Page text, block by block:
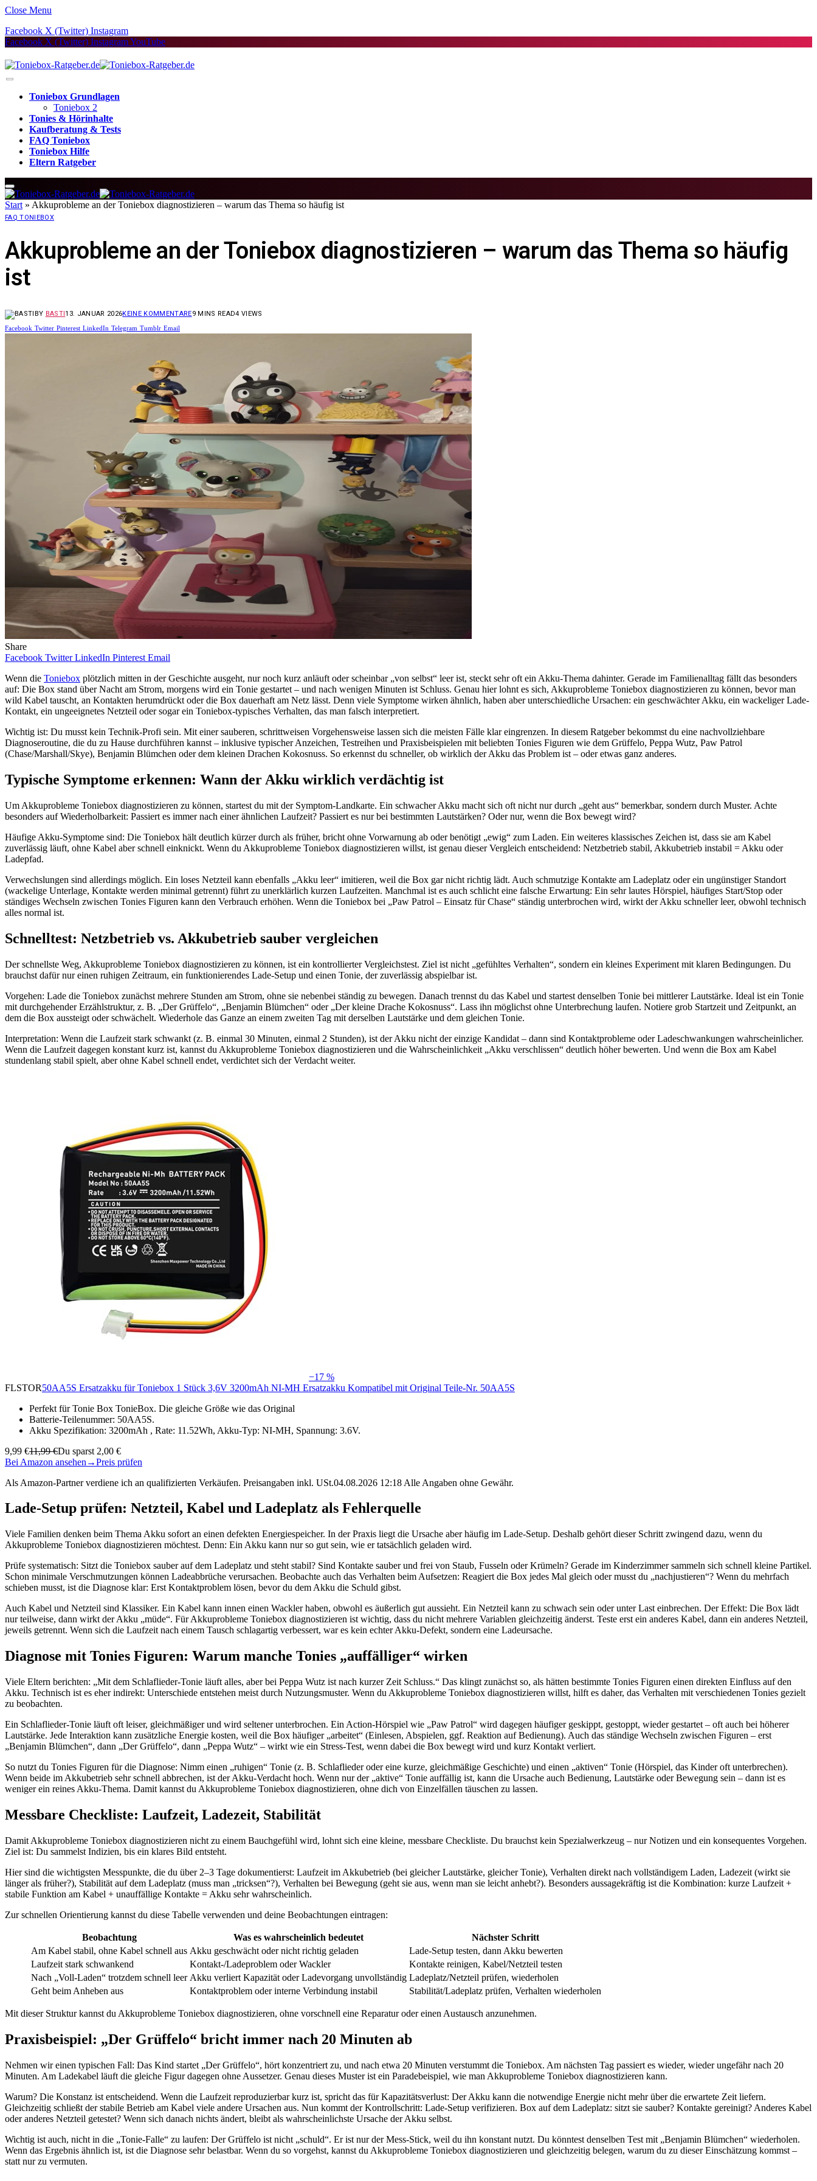
Close Menu
Facebook X (Twitter) Instagram
Facebook X (Twitter) InstagramYouTube
Toniebox Grundlagen
Toniebox 2
Tonies & Hörinhalte
Kaufberatung & Tests
FAQ Toniebox
Toniebox Hilfe
Eltern Ratgeber
Start » Akkuprobleme an der Toniebox diagnostizieren – warum das Thema so häufig ist
FAQ TONIEBOX
Akkuprobleme an der Toniebox diagnostizieren – warum das Thema so häufig
ist
BY BASTI13. JANUAR 2026KEINE KOMMENTARE9 MINS READ4 VIEWS
Facebook Twitter Pinterest LinkedIn Telegram Tumblr Email
Share
Facebook Twitter LinkedIn Pinterest Email
Wenn die Toniebox plötzlich mitten in der Geschichte ausgeht, nur noch kurz anläuft oder scheinbar „von selbst“ leer ist, steckt sehr oft ein Akku-Thema dahinter. Gerade im Familienalltag fällt das besonders
auf: Die Box stand über Nacht am Strom, morgens wird ein Tonie gestartet – und nach wenigen Minuten ist Schluss. Genau hier lohnt es sich, Akkuprobleme Toniebox diagnostizieren zu können, bevor man
wild Kabel tauscht, an Kontakten herumdrückt oder die Box dauerhaft am Netz lässt. Denn viele Symptome wirken ähnlich, haben aber unterschiedliche Ursachen: ein geschwächter Akku, ein wackeliger Lade-
Kontakt, ein ungeeignetes Netzteil oder sogar ein Toniebox-typisches Verhalten, das man falsch interpretiert.
Wichtig ist: Du musst kein Technik-Profi sein. Mit einer sauberen, schrittweisen Vorgehensweise lassen sich die meisten Fälle klar eingrenzen. In diesem Ratgeber bekommst du eine nachvollziehbare
Diagnoseroutine, die du zu Hause durchführen kannst – inklusive typischer Anzeichen, Testreihen und Praxisbeispielen mit beliebten Tonies Figuren wie dem Grüffelo, Peppa Wutz, Paw Patrol
(Chase/Marshall/Skye), Benjamin Blümchen oder dem kleinen Drachen Kokosnuss. So erkennst du schneller, ob wirklich der Akku das Problem ist – oder etwas ganz anderes.
Typische Symptome erkennen: Wann der Akku wirklich verdächtig ist
Um Akkuprobleme Toniebox diagnostizieren zu können, startest du mit der Symptom-Landkarte. Ein schwacher Akku macht sich oft nicht nur durch „geht aus“ bemerkbar, sondern durch Muster. Achte
besonders auf Wiederholbarkeit: Passiert es immer nach einer ähnlichen Laufzeit? Passiert es nur bei bestimmten Lautstärken? Oder nur, wenn die Box bewegt wird?
Häufige Akku-Symptome sind: Die Toniebox hält deutlich kürzer durch als früher, bricht ohne Vorwarnung ab oder benötigt „ewig“ zum Laden. Ein weiteres klassisches Zeichen ist, dass sie am Kabel
zuverlässig läuft, ohne Kabel aber schnell einknickt. Wenn du Akkuprobleme Toniebox diagnostizieren willst, ist genau dieser Vergleich entscheidend: Netzbetrieb stabil, Akkubetrieb instabil = Akku oder
Ladepfad.
Verwechslungen sind allerdings möglich. Ein loses Netzteil kann ebenfalls „Akku leer“ imitieren, weil die Box gar nicht richtig lädt. Auch schmutzige Kontakte am Ladeplatz oder ein ungünstiger Standort
(wackelige Unterlage, Kontakte werden minimal getrennt) führt zu unerklärlich kurzen Laufzeiten. Manchmal ist es auch schlicht eine falsche Erwartung: Ein sehr lautes Hörspiel, häufiges Start/Stop oder
ständiges Wechseln zwischen Tonies Figuren kann den Verbrauch erhöhen. Wenn die Toniebox bei „Paw Patrol – Einsatz für Chase“ ständig unterbrochen wird, wirkt der Akku schneller leer, obwohl technisch
alles normal ist.
Schnelltest: Netzbetrieb vs. Akkubetrieb sauber vergleichen
Der schnellste Weg, Akkuprobleme Toniebox diagnostizieren zu können, ist ein kontrollierter Vergleichstest. Ziel ist nicht „gefühltes Verhalten“, sondern ein kleines Experiment mit klaren Bedingungen. Du
brauchst dafür nur einen ruhigen Zeitraum, ein funktionierendes Lade-Setup und einen Tonie, der zuverlässig abspielbar ist.
Vorgehen: Lade die Toniebox zunächst mehrere Stunden am Strom, ohne sie nebenbei ständig zu bewegen. Danach trennst du das Kabel und startest denselben Tonie bei mittlerer Lautstärke. Ideal ist ein Tonie
mit durchgehender Erzählstruktur, z. B. „Der Grüffelo“, „Benjamin Blümchen“ oder „Der kleine Drache Kokosnuss“. Lass ihn möglichst ohne Unterbrechung laufen. Notiere grob Startzeit und Zeitpunkt, an
dem die Box aussteigt oder schwächelt. Wiederhole das Ganze an einem zweiten Tag mit derselben Lautstärke und dem gleichen Tonie.
Interpretation: Wenn die Laufzeit stark schwankt (z. B. einmal 30 Minuten, einmal 2 Stunden), ist der Akku nicht der einzige Kandidat – dann sind Kontaktprobleme oder Ladeschwankungen wahrscheinlicher.
Wenn die Laufzeit dagegen konstant kurz ist, kannst du Akkuprobleme Toniebox diagnostizieren und die Wahrscheinlichkeit „Akku verschlissen“ deutlich höher bewerten. Und wenn die Box am Kabel
stundenlang stabil spielt, aber ohne Kabel schnell endet, verdichtet sich der Verdacht weiter.
−17 %
FLSTOR50AA5S Ersatzakku für Toniebox 1 Stück 3,6V 3200mAh NI-MH Ersatzakku Kompatibel mit Original Teile-Nr. 50AA5S
Perfekt für Tonie Box TonieBox. Die gleiche Größe wie das Original
Batterie-Teilenummer: 50AA5S.
Akku Spezifikation: 3200mAh , Rate: 11.52Wh, Akku-Typ: NI-MH, Spannung: 3.6V.
9,99 €11,99 €Du sparst 2,00 €
Bei Amazon ansehen →Preis prüfen
Als Amazon-Partner verdiene ich an qualifizierten Verkäufen. Preisangaben inkl. USt.04.08.2026 12:18 Alle Angaben ohne Gewähr.
Lade-Setup prüfen: Netzteil, Kabel und Ladeplatz als Fehlerquelle
Viele Familien denken beim Thema Akku sofort an einen defekten Energiespeicher. In der Praxis liegt die Ursache aber häufig im Lade-Setup. Deshalb gehört dieser Schritt zwingend dazu, wenn du
Akkuprobleme Toniebox diagnostizieren möchtest. Denn: Ein Akku kann nur so gut sein, wie er tatsächlich geladen wird.
Prüfe systematisch: Sitzt die Toniebox sauber auf dem Ladeplatz und steht stabil? Sind Kontakte sauber und frei von Staub, Fusseln oder Krümeln? Gerade im Kinderzimmer sammeln sich schnell kleine Partikel.
Schon minimale Verschmutzungen können Ladeabbrüche verursachen. Beobachte auch das Verhalten beim Aufsetzen: Reagiert die Box jedes Mal gleich oder musst du „nachjustieren“? Wenn du mehrfach
schieben musst, ist die Diagnose klar: Erst Kontaktproblem lösen, bevor du dem Akku die Schuld gibst.
Auch Kabel und Netzteil sind Klassiker. Ein Kabel kann innen einen Wackler haben, obwohl es äußerlich gut aussieht. Ein Netzteil kann zu schwach sein oder unter Last einbrechen. Der Effekt: Die Box lädt
nur teilweise, dann wirkt der Akku „müde“. Für Akkuprobleme Toniebox diagnostizieren ist wichtig, dass du nicht mehrere Variablen gleichzeitig änderst. Teste erst ein anderes Kabel, dann ein anderes Netzteil,
jeweils getrennt. Wenn sich die Laufzeit nach einem Tausch schlagartig verbessert, war es kein echter Akku-Defekt, sondern eine Ladeursache.
Diagnose mit Tonies Figuren: Warum manche Tonies „auffälliger“ wirken
Viele Eltern berichten: „Mit dem Schlaflieder-Tonie läuft alles, aber bei Peppa Wutz ist nach kurzer Zeit Schluss.“ Das klingt zunächst so, als hätten bestimmte Tonies Figuren einen direkten Einfluss auf den
Akku. Technisch ist es eher indirekt: Unterschiede entstehen meist durch Nutzungsmuster. Wenn du Akkuprobleme Toniebox diagnostizieren willst, hilft es daher, das Verhalten mit verschiedenen Tonies gezielt
zu beobachten.
Ein Schlaflieder-Tonie läuft oft leiser, gleichmäßiger und wird seltener unterbrochen. Ein Action-Hörspiel wie „Paw Patrol“ wird dagegen häufiger geskippt, gestoppt, wieder gestartet – oft auch bei höherer
Lautstärke. Jede Interaktion kann zusätzliche Energie kosten, weil die Box häufiger „arbeitet“ (Einlesen, Abspielen, ggf. Reaktion auf Bedienung). Auch das ständige Wechseln zwischen Figuren – erst
„Benjamin Blümchen“, dann „Der Grüffelo“, dann „Peppa Wutz“ – wirkt wie ein Stress-Test, wenn dabei die Box bewegt wird und kurz Kontakt verliert.
So nutzt du Tonies Figuren für die Diagnose: Nimm einen „ruhigen“ Tonie (z. B. Schlaflieder oder eine kurze, gleichmäßige Geschichte) und einen „aktiven“ Tonie (Hörspiel, das Kinder oft unterbrechen).
Wenn beide im Akkubetrieb sehr schnell abbrechen, ist der Akku-Verdacht hoch. Wenn nur der „aktive“ Tonie auffällig ist, kann die Ursache auch Bedienung, Lautstärke oder Bewegung sein – dann ist es
weniger ein reines Akku-Thema. Damit kannst du Akkuprobleme Toniebox diagnostizieren, ohne dich von Einzelfällen täuschen zu lassen.
Messbare Checkliste: Laufzeit, Ladezeit, Stabilität
Damit Akkuprobleme Toniebox diagnostizieren nicht zu einem Bauchgefühl wird, lohnt sich eine kleine, messbare Checkliste. Du brauchst kein Spezialwerkzeug – nur Notizen und ein konsequentes Vorgehen.
Ziel ist: Du sammelst Indizien, bis ein klares Bild entsteht.
Hier sind die wichtigsten Messpunkte, die du über 2–3 Tage dokumentierst: Laufzeit im Akkubetrieb (bei gleicher Lautstärke, gleicher Tonie), Verhalten direkt nach vollständigem Laden, Ladezeit (wirkt sie
länger als früher?), Stabilität auf dem Ladeplatz (muss man „tricksen“?), Verhalten bei Bewegung (geht sie aus, wenn man sie leicht anhebt?). Besonders aussagekräftig ist die Kombination: kurze Laufzeit +
stabile Funktion am Kabel + unauffällige Kontakte = Akku sehr wahrscheinlich.
Zur schnellen Orientierung kannst du diese Tabelle verwenden und deine Beobachtungen eintragen:
Beobachtung Was es wahrscheinlich bedeutet
Nächster Schritt
Am Kabel stabil, ohne Kabel schnell aus Akku geschwächt oder nicht richtig geladen
Lade-Setup testen, dann Akku bewerten
Laufzeit stark schwankend
Kontakt-/Ladeproblem oder Wackler
Kontakte reinigen, Kabel/Netzteil testen
Nach „Voll-Laden“ trotzdem schnell leer Akku verliert Kapazität oder Ladevorgang unvollständig Ladeplatz/Netzteil prüfen, wiederholen
Geht beim Anheben aus
Kontaktproblem oder interne Verbindung instabil Stabilität/Ladeplatz prüfen, Verhalten wiederholen
Mit dieser Struktur kannst du Akkuprobleme Toniebox diagnostizieren, ohne vorschnell eine Reparatur oder einen Austausch anzunehmen.
Praxisbeispiel: „Der Grüffelo“ bricht immer nach 20 Minuten ab
Nehmen wir einen typischen Fall: Das Kind startet „Der Grüffelo“, hört konzentriert zu, und nach etwa 20 Minuten verstummt die Toniebox. Am nächsten Tag passiert es wieder, wieder ungefähr nach 20
Minuten. Am Ladekabel läuft die gleiche Figur dagegen ohne Aussetzer. Genau dieses Muster ist ein Paradebeispiel, wie man Akkuprobleme Toniebox diagnostizieren kann.
Warum? Die Konstanz ist entscheidend. Wenn die Laufzeit reproduzierbar kurz ist, spricht das für Kapazitätsverlust: Der Akku kann die notwendige Energie nicht mehr über die erwartete Zeit liefern.
Gleichzeitig schließt der stabile Betrieb am Kabel viele andere Ursachen aus. Nun kommt der Kontrollschritt: Lade-Setup verifizieren. Box auf dem Ladeplatz: sitzt sie sauber? Kontakte gereinigt? Anderes Kabel
oder anderes Netzteil getestet? Wenn sich danach nichts ändert, bleibt als wahrscheinlichste Ursache der Akku selbst.
Wichtig ist auch, nicht in die „Tonie-Falle“ zu laufen: Der Grüffelo ist nicht „schuld“. Er ist nur der Mess-Stick, weil du ihn konstant nutzt. Du könntest denselben Test mit „Benjamin Blümchen“ wiederholen.
Wenn das Ergebnis ähnlich ist, ist die Diagnose sehr belastbar. Wenn du so vorgehst, kannst du Akkuprobleme Toniebox diagnostizieren und gleichzeitig belegen, warum du zu dieser Einschätzung kommst –
statt nur zu vermuten.